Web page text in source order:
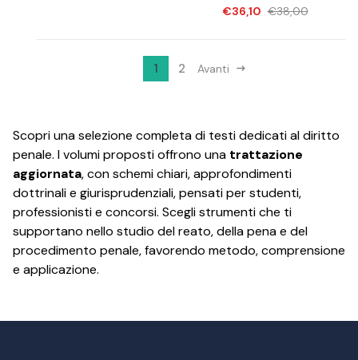
€36,10 €38,00
1 2 Avanti
Scopri una selezione completa di testi dedicati al diritto
penale. I volumi proposti offrono una trattazione
aggiornata, con schemi chiari, approfondimenti
dottrinali e giurisprudenziali, pensati per studenti,
professionisti e concorsi. Scegli strumenti che ti
supportano nello studio del reato, della pena e del
procedimento penale, favorendo metodo, comprensione
e applicazione.